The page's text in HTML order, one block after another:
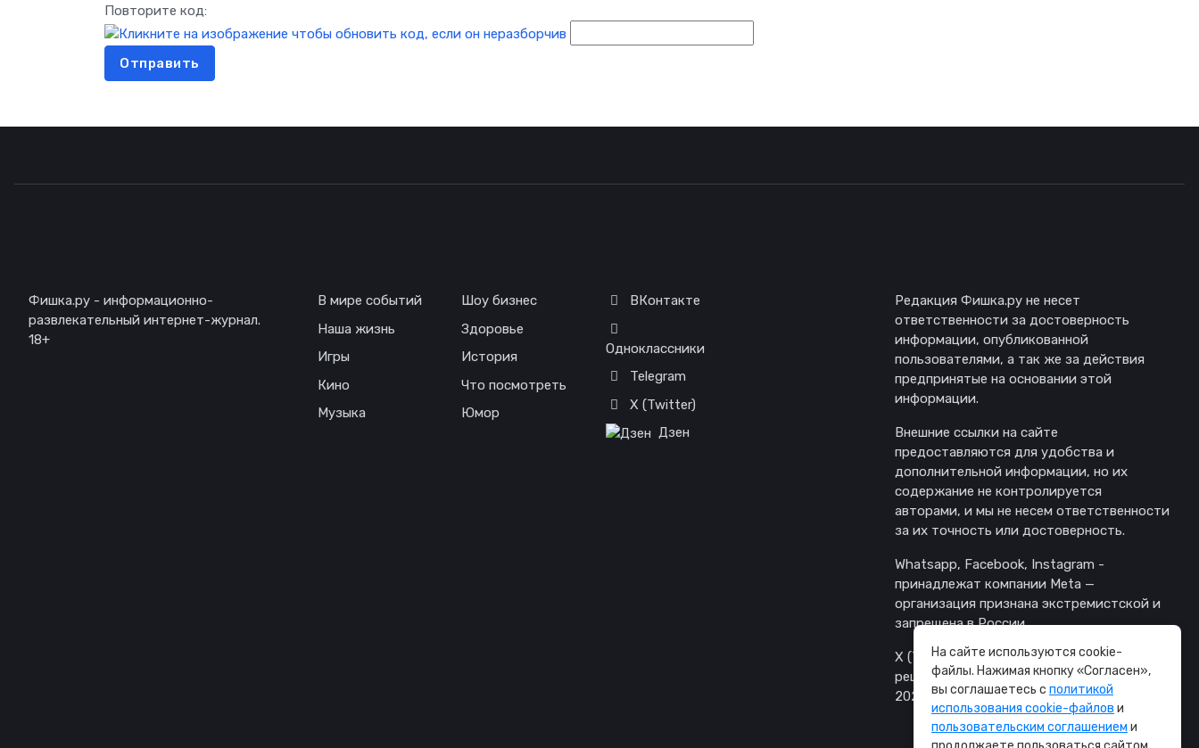
Повторите код:
Отправить
Фишка.ру - информационно-
развлекательный интернет-журнал.
18+
В мире событий
Наша жизнь
Игры
Кино
Музыка
Шоу бизнес
Здоровье
История
Что посмотреть
Юмор
ВКонтакте
Одноклассники
Telegram
X (Twitter)
Дзен
Редакция Фишка.ру не несет
ответственности за достоверность
информации, опубликованной
пользователями, а так же за действия
предпринятые на основании этой
информации.
Внешние ссылки на сайте
предоставляются для удобства и
дополнительной информации, но их
содержание не контролируется
авторами, и мы не несем ответственности
за их точность или достоверность.
Whatsapp, Facebook, Instagram -
принадлежат компании Meta —
организация признана экстремистской и
запрещена в России.
X (Twitter) заблокирован в России по
решению Генпрокуратуры от 24 февраля
2022 г.
На сайте используются cookie-
файлы. Нажимая кнопку «Согласен»,
вы соглашаетесь с политикой
использования cookie-файлов и
пользовательским соглашением и